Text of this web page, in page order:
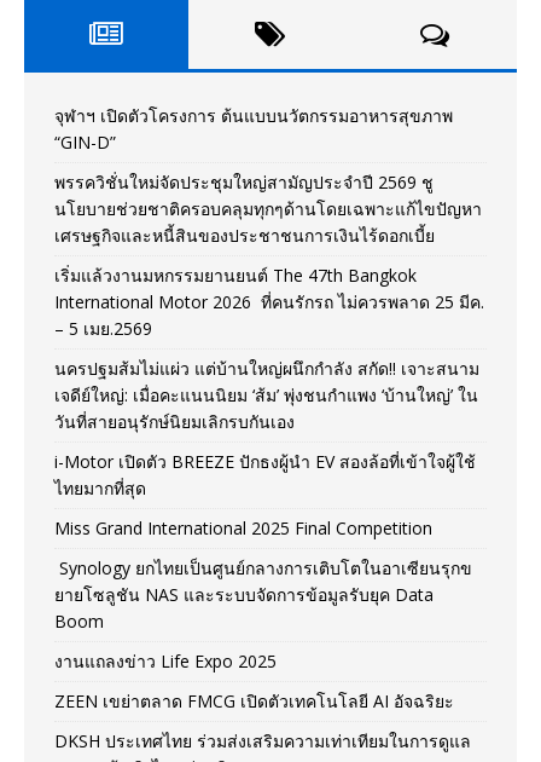
จุฬาฯ เปิดตัวโครงการ ต้นแบบนวัตกรรมอาหารสุขภาพ
“GIN-D”
พรรควิชั่นใหม่จัดประชุมใหญ่สามัญประจำปี 2569 ชู
นโยบายช่วยชาติครอบคลุมทุกๆด้านโดยเฉพาะแก้ไขปัญหา
เศรษฐกิจและหนี้สินของประชาชนการเงินไร้ดอกเบี้ย
เริ่มแล้วงานมหกรรมยานยนต์ The 47th Bangkok
International Motor 2026 ที่คนรักรถ ไม่ควรพลาด 25 มีค.
– 5 เมย.2569
นครปฐมส้มไม่แผ่ว แต่บ้านใหญ่ผนึกกำลัง สกัด!! เจาะสนาม
เจดีย์ใหญ่: เมื่อคะแนนนิยม ‘ส้ม’ พุ่งชนกำแพง ‘บ้านใหญ่’ ใน
วันที่สายอนุรักษ์นิยมเลิกรบกันเอง
i-Motor เปิดตัว BREEZE ปักธงผู้นำ EV สองล้อที่เข้าใจผู้ใช้
ไทยมากที่สุด
Miss Grand International 2025 Final Competition
Synology ยกไทยเป็นศูนย์กลางการเติบโตในอาเซียนรุกข
ยายโซลูชัน NAS และระบบจัดการข้อมูลรับยุค Data
Boom
งานแถลงข่าว Life Expo 2025
ZEEN เขย่าตลาด FMCG เปิดตัวเทคโนโลยี AI อัจฉริยะ
DKSH ประเทศไทย ร่วมส่งเสริมความเท่าเทียมในการดูแล